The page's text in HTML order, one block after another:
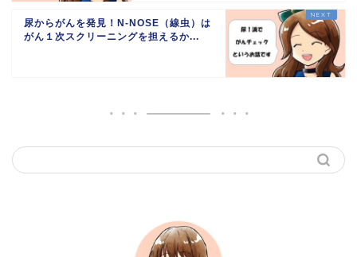
尿からがんを発見！N-NOSE（線虫）は
がん１次スクリーニングを担えるか...